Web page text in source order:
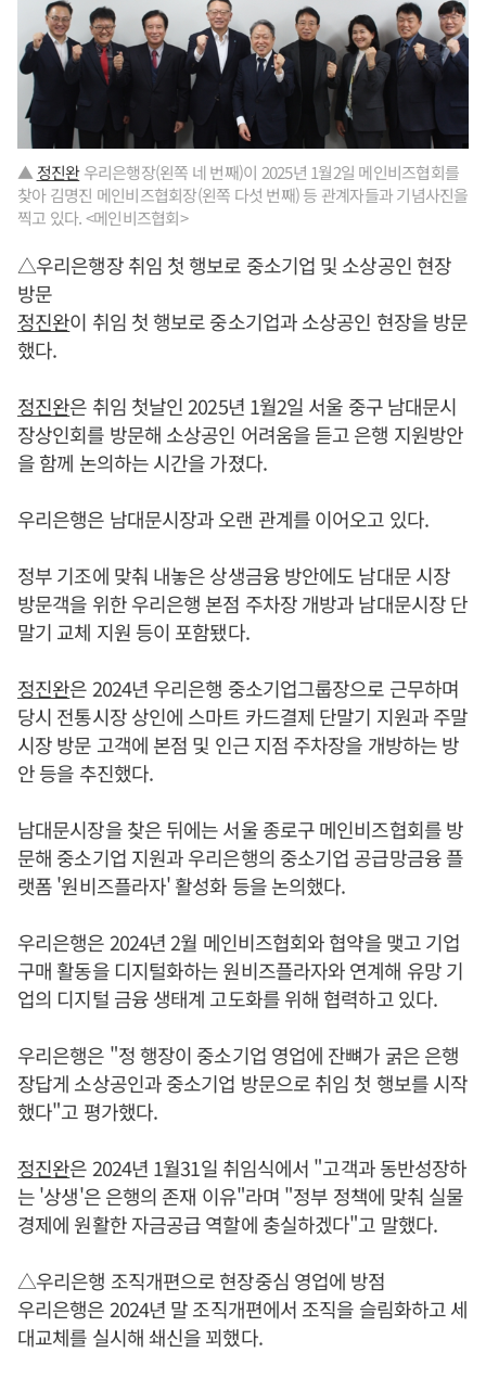
▲ 정진완우리은행장(왼쪽 네 번째)이 2025년 1월2일 메인비즈협회를
찾아 김명진 메인비즈협회장(왼쪽 다섯 번째) 등 관계자들과 기념사진을
찍고 있다. <메인비즈협회>
△우리은행장 취임 첫 행보로 중소기업 및 소상공인 현장
방문
정진완이 취임 첫 행보로 중소기업과 소상공인 현장을 방문
했다.
정진완은 취임 첫날인 2025년 1월2일 서울 중구 남대문시
장상인회를 방문해 소상공인 어려움을 듣고 은행 지원방안
을 함께 논의하는 시간을 가졌다.
우리은행은 남대문시장과 오랜 관계를 이어오고 있다.
정부 기조에 맞춰 내놓은 상생금융 방안에도 남대문 시장
방문객을 위한 우리은행 본점 주차장 개방과 남대문시장 단
말기 교체 지원 등이 포함됐다.
정진완은 2024년 우리은행 중소기업그룹장으로 근무하며
당시 전통시장 상인에 스마트 카드결제 단말기 지원과 주말
시장 방문 고객에 본점 및 인근 지점 주차장을 개방하는 방
안 등을 추진했다.
남대문시장을 찾은 뒤에는 서울 종로구 메인비즈협회를 방
문해 중소기업 지원과 우리은행의 중소기업 공급망금융 플
랫폼 '원비즈플라자' 활성화 등을 논의했다.
우리은행은 2024년 2월 메인비즈협회와 협약을 맺고 기업
구매 활동을 디지털화하는 원비즈플라자와 연계해 유망 기
업의 디지털 금융 생태계 고도화를 위해 협력하고 있다.
우리은행은 "정 행장이 중소기업 영업에 잔뼈가 굵은 은행
장답게 소상공인과 중소기업 방문으로 취임 첫 행보를 시작
했다"고 평가했다.
정진완은 2024년 1월31일 취임식에서 "고객과 동반성장하
는 '상생'은 은행의 존재 이유"라며 "정부 정책에 맞춰 실물
경제에 원활한 자금공급 역할에 충실하겠다"고 말했다.
△우리은행 조직개편으로 현장중심 영업에 방점
우리은행은 2024년 말 조직개편에서 조직을 슬림화하고 세
대교체를 실시해 쇄신을 꾀했다.